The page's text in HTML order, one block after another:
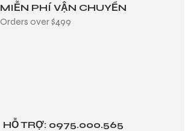
MIỄN PHÍ VẬN CHUYỂN
Orders over $499
HỖ TRỢ: 0975.000.565